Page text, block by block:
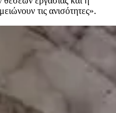
τις ανισότητες».